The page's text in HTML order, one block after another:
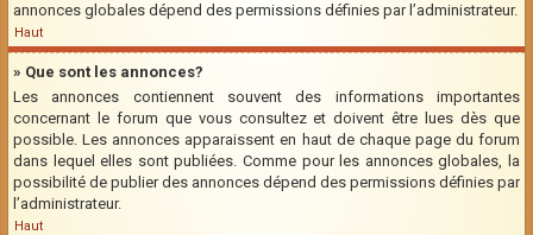
annonces globales dépend des permissions définies par l’administrateur.
Haut
» Que sont les annonces?
Les annonces contiennent souvent des informations importantes
concernant le forum que vous consultez et doivent être lues dès que
possible. Les annonces apparaissent en haut de chaque page du forum
dans lequel elles sont publiées. Comme pour les annonces globales, la
possibilité de publier des annonces dépend des permissions définies par
l’administrateur.
Haut